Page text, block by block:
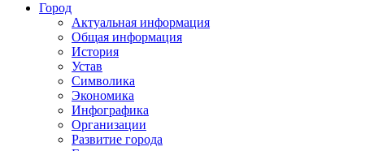
Город
Актуальная информация
Общая информация
История
Устав
Символика
Экономика
Инфографика
Организации
Развитие города